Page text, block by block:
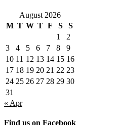
August 2026
M T W T F S
S
1
2
3
4 5 6 7 8
9
10 11 12 13 14 15 16
17 18 19 20 21 22 23
24 25 26 27 28 29 30
31
« Apr
Find us on Facebook